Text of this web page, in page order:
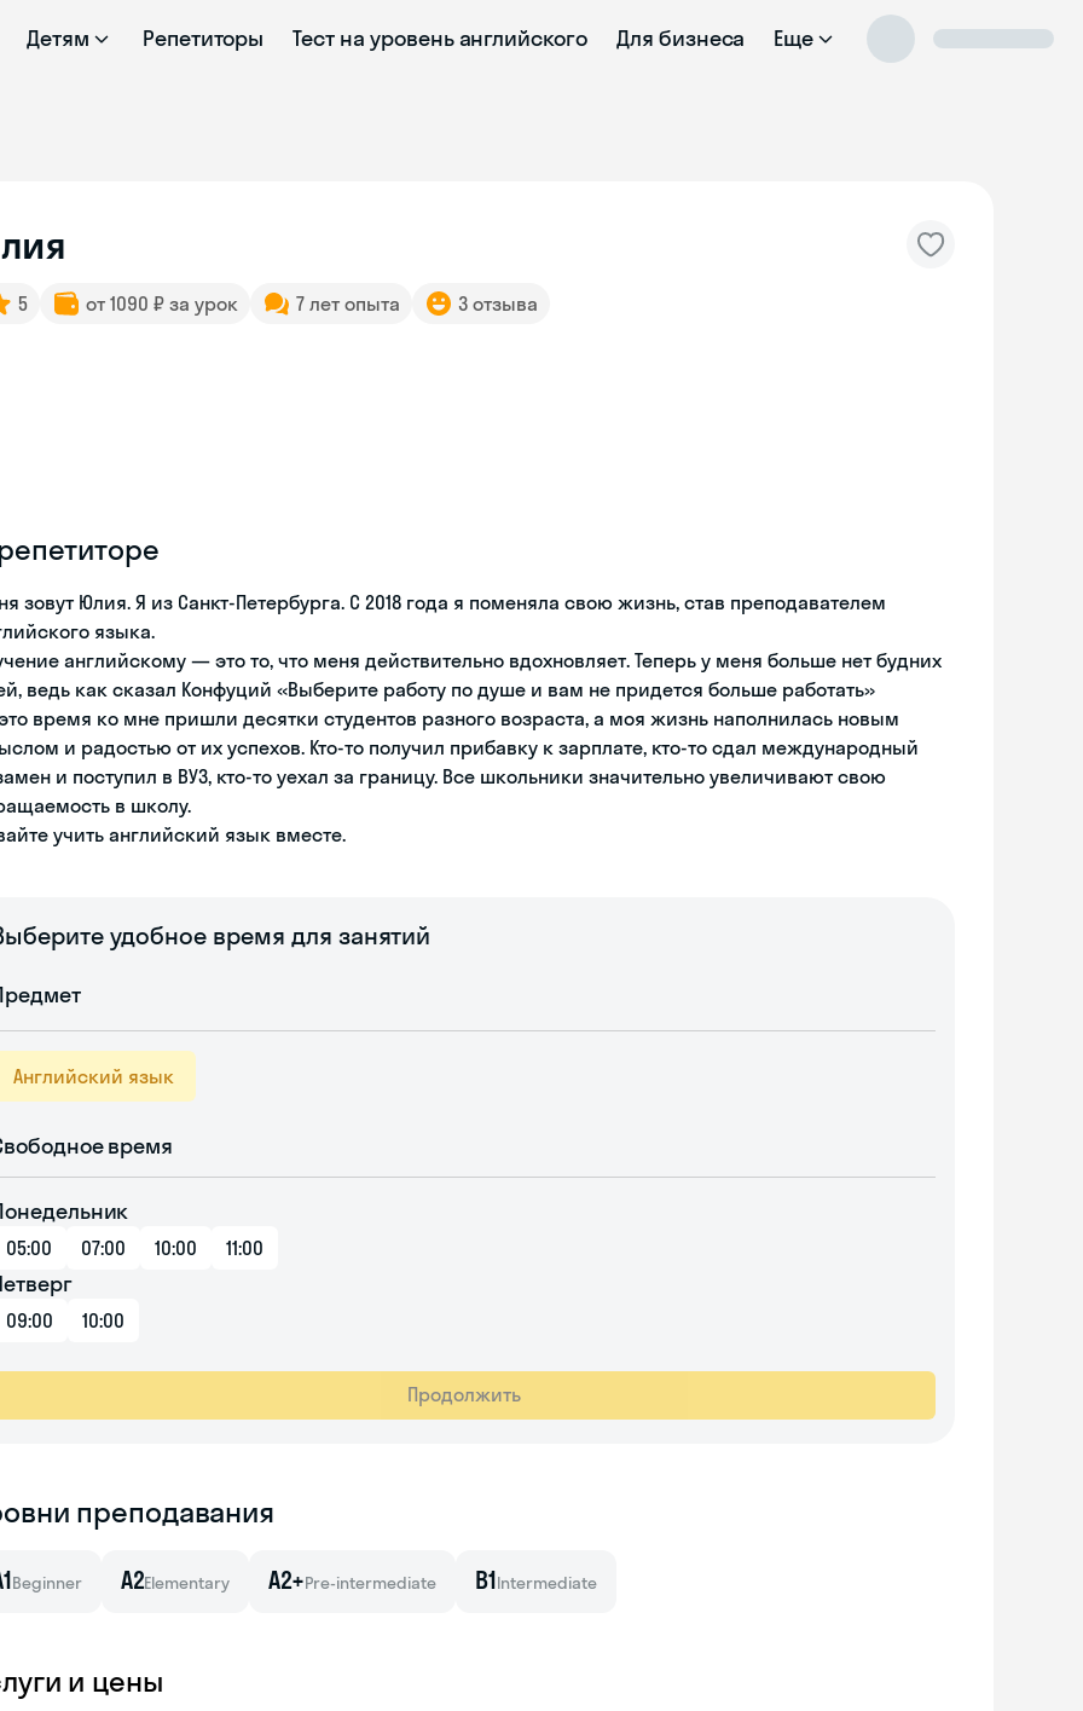
Детям Репетиторы Тест на уровень английского Для бизнеса Еще
5 от 1090 ₽ за урок 7 лет опыта 3 отзыва
зовут Юлия. Я из Санкт-Петербурга. С 2018 года я поменяла свою жизнь, став преподавателем
языка.
английскому — это то, что меня действительно вдохновляет. Теперь у меня больше нет будних
ведь как сказал Конфуций «Выберите работу по душе и вам не придется больше работать»
время ко мне пришли десятки студентов разного возраста, а моя жизнь наполнилась новым
и радостью от их успехов. Кто-то получил прибавку к зарплате, кто-то сдал международный
и поступил в ВУЗ, кто-то уехал за границу. Все школьники значительно увеличивают свою
в школу.
учить английский язык вместе.
удобное время для занятий
Английский язык
время
05:00 07:00 10:00 11:00
09:00 10:00
Продолжить
преподавания
Beginner A2Elementary A2+Pre-intermediate B1Intermediate
и цены